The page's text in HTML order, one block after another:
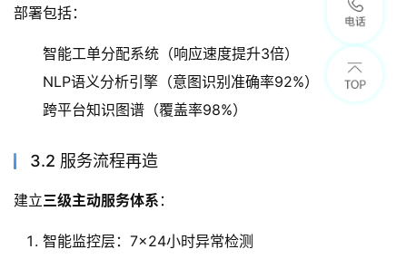
部署包括：
智能工单分配系统（响应速度提升3倍）
NLP语义分析引擎（意图识别准确率92%）
跨平台知识图谱（覆盖率98%）
3.2 服务流程再造
建立三级主动服务体系 ：
智能监控层：7×24小时异常检测